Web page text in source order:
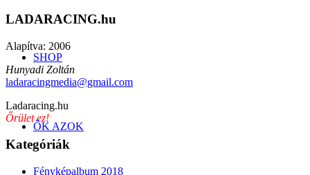
SHOP
ŐK AZOK
LADARACING.hu
Alapítva: 2006
Hunyadi Zoltán
ladaracingmedia@gmail.com
Ladaracing.hu
Őrület ez!
Kategóriák
Fényképalbum 2018